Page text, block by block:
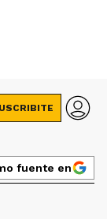
fuente en